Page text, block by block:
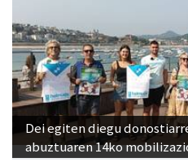
Dei egiten diegu
abuztuaren 14ko